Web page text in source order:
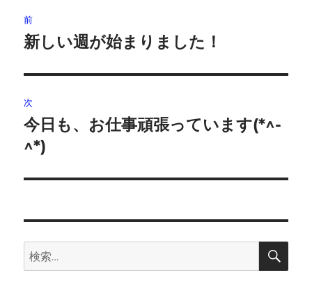
稿
ビ
ゲ
ー
シ
ン
前
前
投
稿:
新しい週が始まりました！
次
次
の
稿:
今日も、お仕事頑張っています(*^-
^*)
検
索:
検